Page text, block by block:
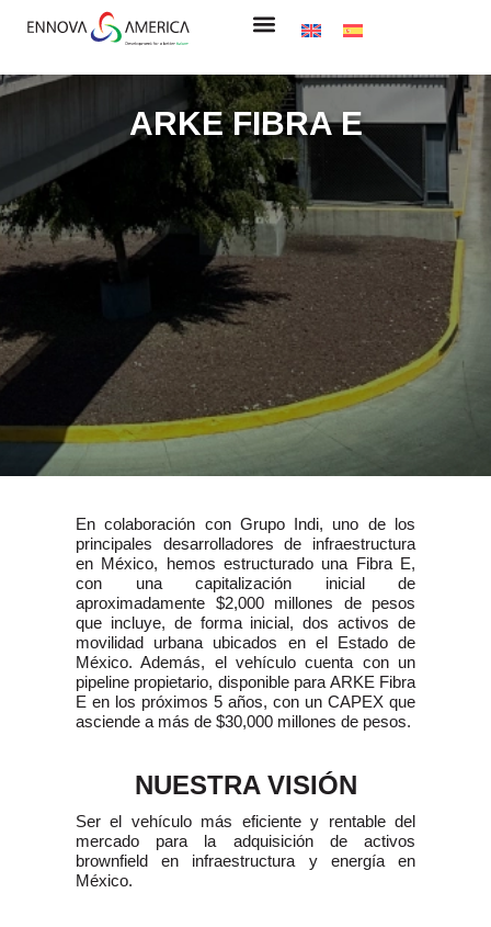
ARKE FIBRA E
En colaboración con Grupo Indi, uno de los
principales desarrolladores de infraestructura
en México, hemos estructurado una Fibra E,
con una capitalización inicial de
aproximadamente $2,000 millones de pesos
que incluye, de forma inicial, dos activos de
movilidad urbana ubicados en el Estado de
México. Además, el vehículo cuenta con un
pipeline propietario, disponible para ARKE Fibra
E en los próximos 5 años, con un CAPEX que
asciende a más de $30,000 millones de pesos.
NUESTRA VISIÓN
Ser el vehículo más eficiente y rentable del
mercado para la adquisición de activos
brownfield en infraestructura y energía en
México.